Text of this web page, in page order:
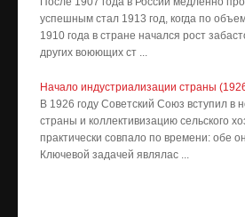
успешным стал 1913 год, когда по
1910 года в стране начался рост
других воюющих ст ...
Начало индустриализации страны
В 1926 году Советский Союз вступил в
страны и коллективизацию сельского
практически совпало по времени: обе
Ключевой задачей являлас ...